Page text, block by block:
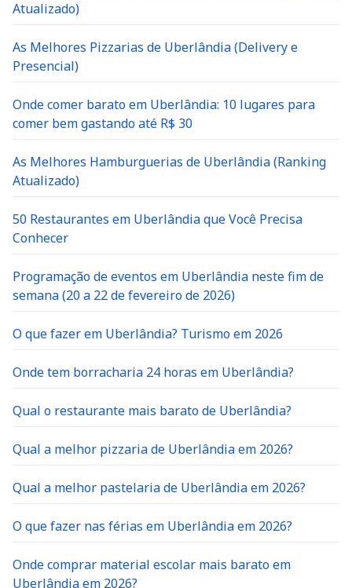
Atualizado)
As Melhores Pizzarias de Uberlândia (Delivery e
Presencial)
Onde comer barato em Uberlândia: 10 lugares para
comer bem gastando até R$ 30
As Melhores Hamburguerias de Uberlândia (Ranking
Atualizado)
50 Restaurantes em Uberlândia que Você Precisa
Conhecer
Programação de eventos em Uberlândia neste fim de
semana (20 a 22 de fevereiro de 2026)
O que fazer em Uberlândia? Turismo em 2026
Onde tem borracharia 24 horas em Uberlândia?
Qual o restaurante mais barato de Uberlândia?
Qual a melhor pizzaria de Uberlândia em 2026?
Qual a melhor pastelaria de Uberlândia em 2026?
O que fazer nas férias em Uberlândia em 2026?
Onde comprar material escolar mais barato em
Uberlândia em 2026?